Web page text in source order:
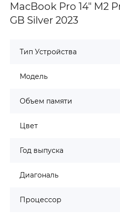
MacBook Pro 14" M2
GB Silver 2023
Тип Устройства
Модель
Объем памяти
Цвет
Год выпуска
Диагональ
Процессор